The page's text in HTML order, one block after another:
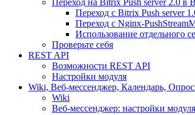
Переход на Bitrix Push server 2.0 в
Переход с Bitrix Push server
Переход с Nginx-
Использование отдельного
Проверьте себя
REST API
Возможности REST API
Настройки модуля
Wiki, Веб-мессенджер, Календарь,
Wiki
Веб-мессенджер: настройки модуля